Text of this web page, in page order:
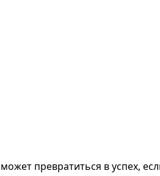
превратиться в успех,